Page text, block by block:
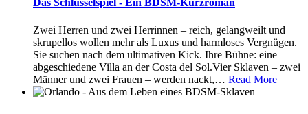
Das Schlüsselspiel - Ein BDSM-Kurzroman
Zwei Herren und zwei Herrinnen – reich, gelangweilt und
skrupellos wollen mehr als Luxus und harmloses Vergnügen.
Sie suchen nach dem ultimativen Kick. Ihre Bühne: eine
abgeschiedene Villa an der Costa del Sol.Vier Sklaven – zwei
Männer und zwei Frauen – werden nackt,… Read More